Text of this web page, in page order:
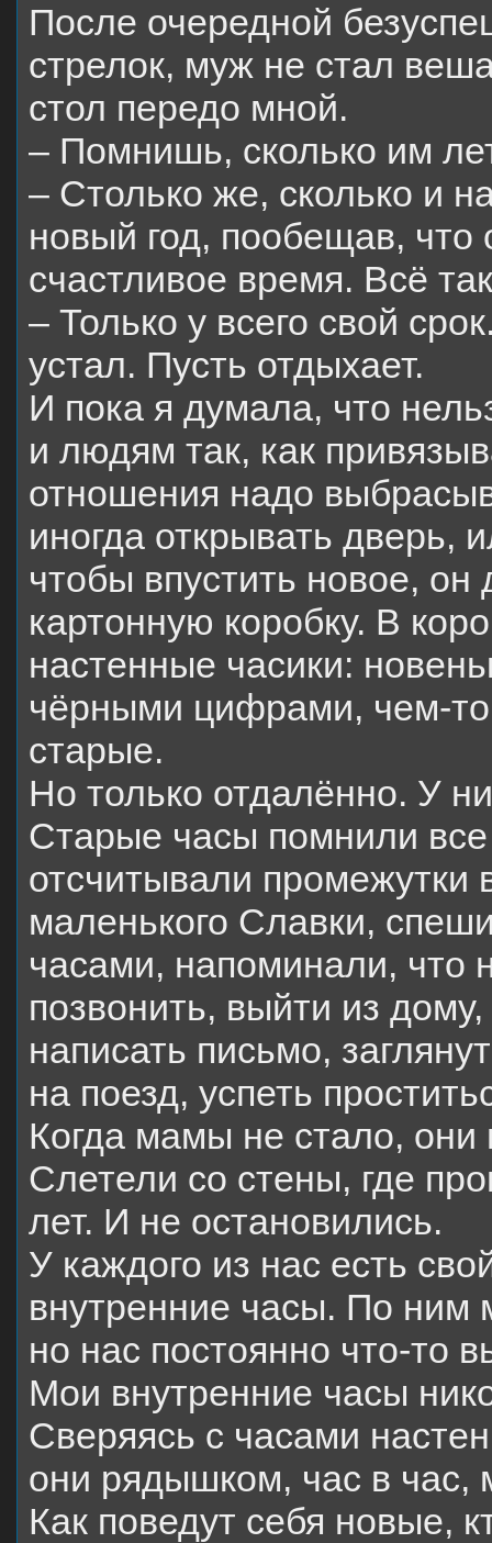
После очередной
стрелок, муж не стал
стол передо мной.
– Помнишь, сколько им
– Столько же, сколько и
новый год, пообещав, что
счастливое время. Всё
– Только у всего свой
устал. Пусть отдыхает.
И пока я думала, что
и людям так, как
отношения надо
иногда открывать дверь,
чтобы впустить новое,
картонную коробку. В
настенные часики:
чёрными цифрами, чем-
старые.
Но только отдалённо. У
Старые часы помнили
отсчитывали
маленького Славки,
часами, напоминали, что
позвонить, выйти из
написать письмо,
на поезд, успеть
Когда мамы не стало, они
Слетели со стены, где
лет. И не остановились.
У каждого из нас есть
внутренние часы. По ним
но нас постоянно что-то
Мои внутренние часы
Сверяясь с часами
они рядышком, час в час,
Как поведут себя новые,